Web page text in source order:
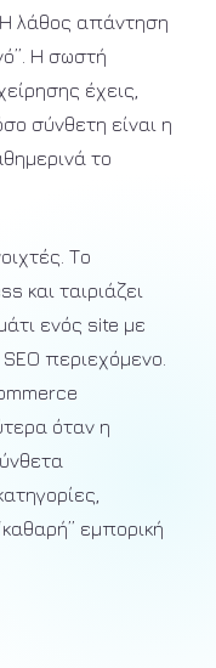
Η λάθος απάντηση
Η σωστή
έχεις,
σύνθετη είναι η
το
Το
και ταιριάζει
ενός site με
περιεχόμενο.
όταν η
εμπορική